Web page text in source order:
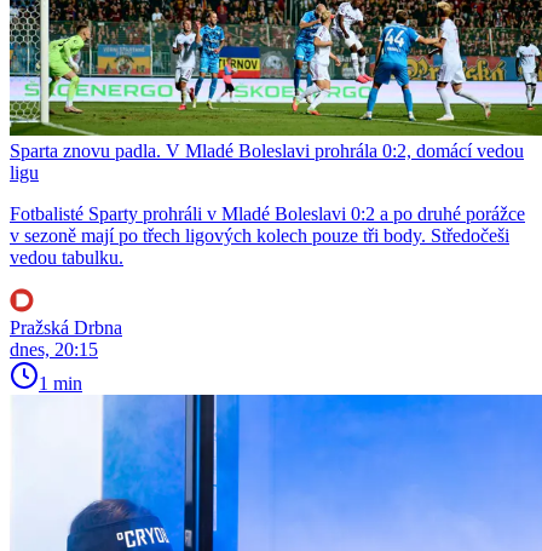
Sparta znovu padla. V Mladé Boleslavi prohrála 0:2, domácí vedou
ligu
Fotbalisté Sparty prohráli v Mladé Boleslavi 0:2 a po druhé porážce
v sezoně mají po třech ligových kolech pouze tři body. Středočeši
vedou tabulku.
Pražská Drbna
dnes, 20:15
1 min